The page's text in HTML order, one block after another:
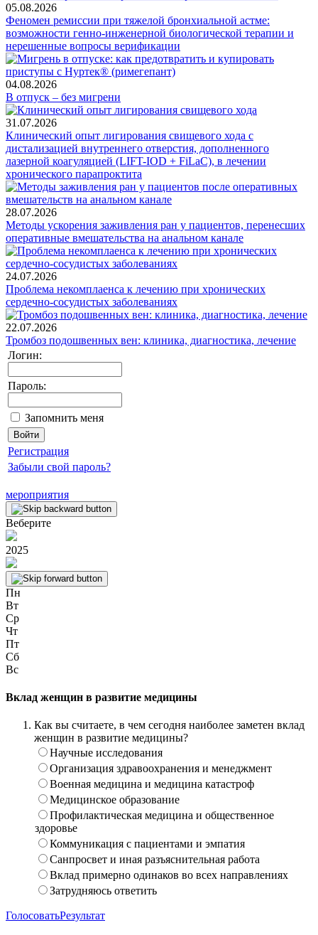
05.08.2026
Феномен ремиссии при тяжелой бронхиальной астме:
возможности генно-инженерной биологической терапии и
нерешенные вопросы верификации
04.08.2026
В отпуск – без мигрени
31.07.2026
Клинический опыт лигирования свищевого хода с
дистализацией внутреннего отверстия, дополненного
лазерной коагуляцией (LIFT-IOD + FiLaC), в лечении
хронического парапроктита
28.07.2026
Методы ускорения заживления ран у пациентов, перенесших
оперативные вмешательства на анальном канале
24.07.2026
Проблема некомплаенса к лечению при хронических
сердечно-сосудистых заболеваниях
22.07.2026
Тромбоз подошвенных вен: клиника, диагностика, лечение
Логин:
Пароль:
Запомнить меня
Регистрация
Забыли свой пароль?
мероприятия
Веберите
2025
Пн
Вт
Ср
Чт
Пт
Сб
Вс
Вклад женщин в развитие медицины
Как вы считаете, в чем сегодня наиболее заметен вклад
женщин в развитие медицины?
Научные исследования
Организация здравоохранения и менеджмент
Военная медицина и медицина катастроф
Медицинское образование
Профилактическая медицина и общественное
здоровье
Коммуникация с пациентами и эмпатия
Санпросвет и иная разъяснительная работа
Вклад примерно одинаков во всех направлениях
Затрудняюсь ответить
ГолосоватьРезультат